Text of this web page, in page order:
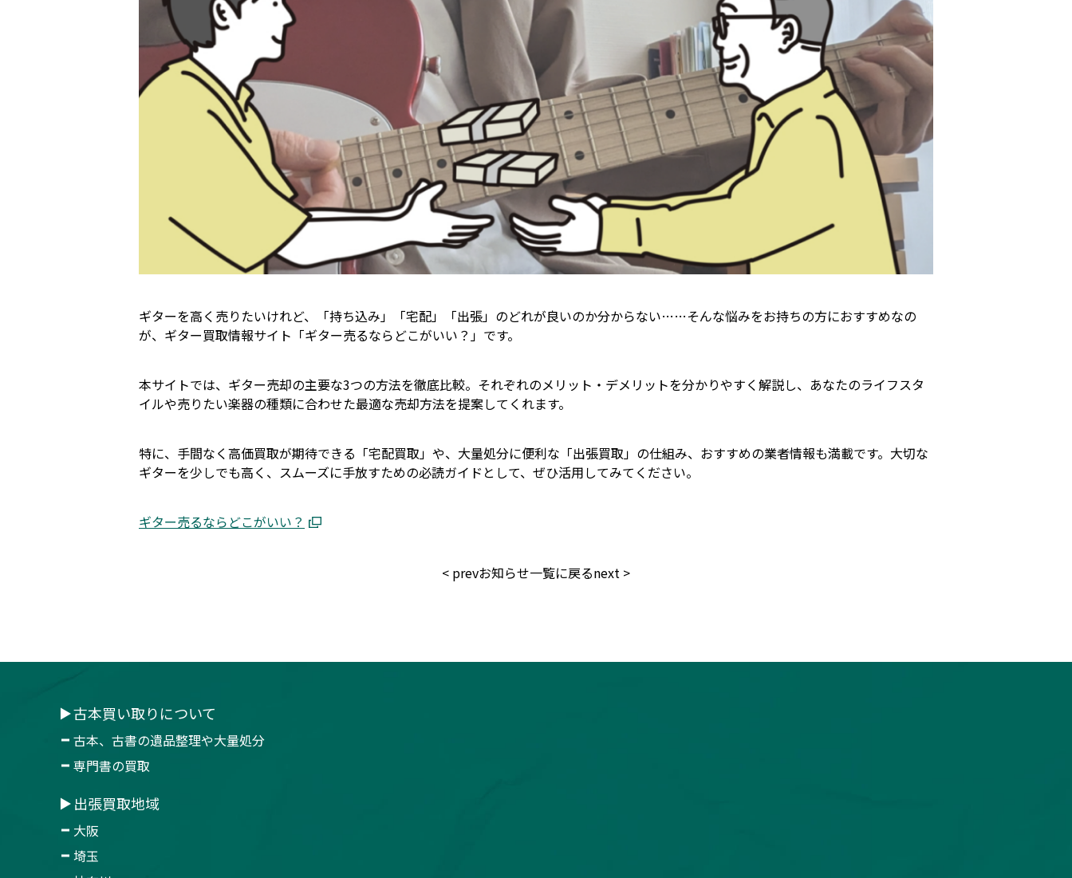
ギターを高く売りたいけれど、「持ち込み」「宅配」「出張」のどれが良いのか分からない……そんな悩みをお持ちの方におすすめなの
が、ギター買取情報サイト「ギター売るならどこがいい？」です。
本サイトでは、ギター売却の主要な3つの方法を徹底比較。それぞれのメリット・デメリットを分かりやすく解説し、あなたのライフスタ
イルや売りたい楽器の種類に合わせた最適な売却方法を提案してくれます。
特に、手間なく高価買取が期待できる「宅配買取」や、大量処分に便利な「出張買取」の仕組み、おすすめの業者情報も満載です。大切な
ギターを少しでも高く、スムーズに手放すための必読ガイドとして、ぜひ活用してみてください。
ギター売るならどこがいい？
< prevお知らせ一覧に戻るnext >
古本買い取りについて
古本、古書の遺品整理や大量処分
専門書の買取
出張買取地域
大阪
埼玉